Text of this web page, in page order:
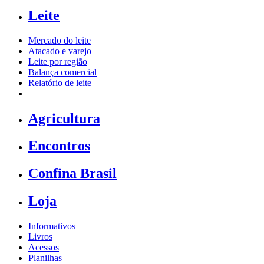
Leite
Mercado do leite
Atacado e varejo
Leite por região
Balança comercial
Relatório de leite
Agricultura
Encontros
Confina Brasil
Loja
Informativos
Livros
Acessos
Planilhas